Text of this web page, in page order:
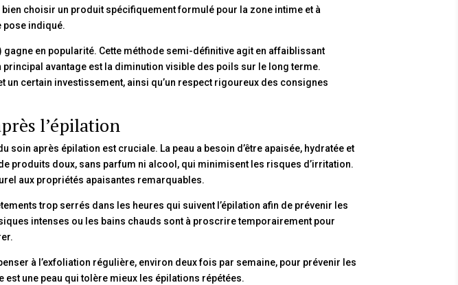
choisir un produit spécifiquement formulé pour la zone intime et à
pose indiqué.
gagne en popularité. Cette méthode semi-définitive agit en affaiblissant
avantage est la diminution visible des poils sur le long terme.
un certain investissement, ainsi qu’un respect rigoureux des consignes
l’épilation
soin après épilation est cruciale. La peau a besoin d’être apaisée, hydratée et
produits doux, sans parfum ni alcool, qui minimisent les risques d’irritation.
aux propriétés apaisantes remarquables.
trop serrés dans les heures qui suivent l’épilation afin de prévenir les
intenses ou les bains chauds sont à proscrire temporairement pour
à l’exfoliation régulière, environ deux fois par semaine, pour prévenir les
est une peau qui tolère mieux les épilations répétées.